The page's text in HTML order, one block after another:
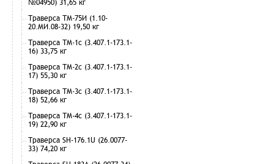
№04950) 31,65 кг
Траверса ТМ-75И (1.10-
20.МИ.08-32) 19,50 кг
Траверса ТМ-1с (3.407.1-173.1-
16) 33,75 кг
Траверса ТМ-2с (3.407.1-173.1-
17) 55,30 кг
Траверса ТМ-3с (3.407.1-173.1-
18) 52,66 кг
Траверса ТМ-4с (3.407.1-173.1-
19) 22,90 кг
Траверса SH-176.1U (26.0077-
33) 74,20 кг